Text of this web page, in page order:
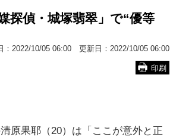
探偵・城塚翡翠」で“優等
： 2022/10/05 06:00 更新日： 2022/10/05 06:00
印刷
清原果耶 （20）は「ここが意外と正